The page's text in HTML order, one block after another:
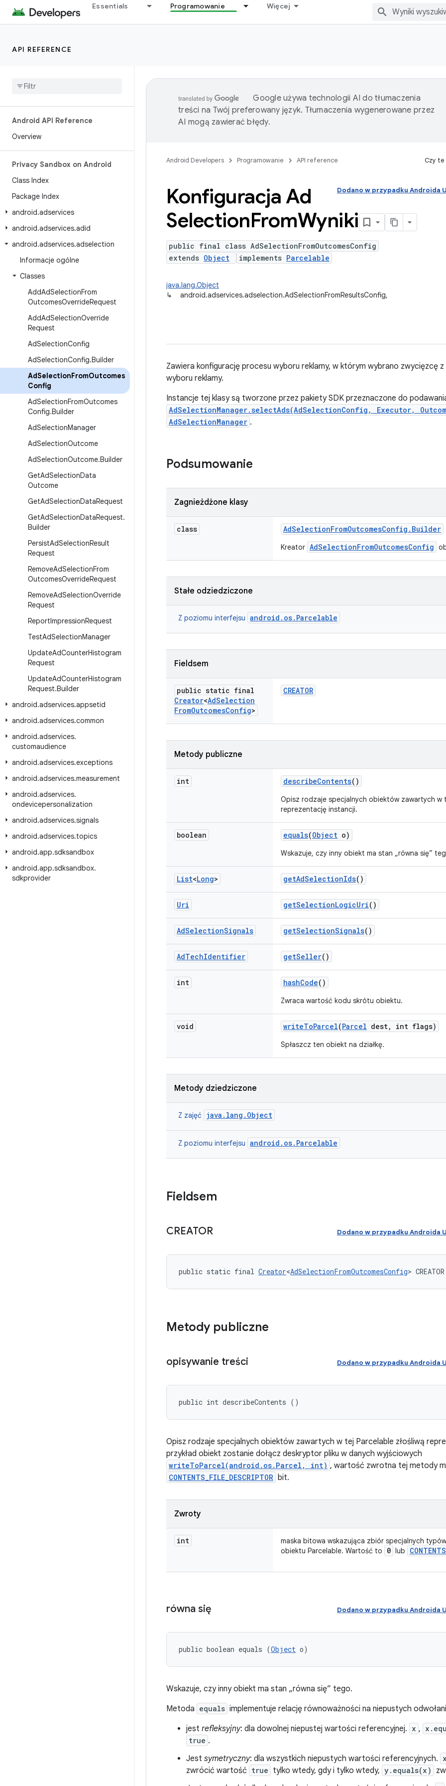
Essentials Programowanie Więcej
API REFERENCE
Android API Reference
Overview
Privacy Sandbox on Android
Class Index
Package Index
android.adservices
android.adservices.adid
android.adservices.adselection
Informacje ogólne
Classes
AddAdSelectionFrom
OutcomesOverrideRequest
AddAdSelectionOverride
Request
AdSelectionConfig
AdSelectionConfig.Builder
AdSelectionFromOutcomes
Config
AdSelectionFromOutcomes
Config.Builder
AdSelectionManager
AdSelectionOutcome
AdSelectionOutcome.Builder
GetAdSelectionData
Outcome
GetAdSelectionDataRequest
GetAdSelectionDataRequest.
Builder
PersistAdSelectionResult
Request
RemoveAdSelectionFrom
OutcomesOverrideRequest
RemoveAdSelectionOverride
Request
ReportImpressionRequest
TestAdSelectionManager
UpdateAdCounterHistogram
Request
UpdateAdCounterHistogram
Request.Builder
android.adservices.appsetid
android.adservices.common
android.adservices.
customaudience
android.adservices.exceptions
android.adservices.measurement
android.adservices.
ondevicepersonalization
android.adservices.signals
android.adservices.topics
android.app.sdksandbox
android.app.sdksandbox.
sdkprovider
Google używa technologii AI do tłumaczenia
treści na Twój preferowany język. Tłumaczenia wygenerowane przez
AI mogą zawierać błędy.
Android Developers Programowanie API reference Czy te
Dodano w przypadku Androida
Konfiguracja Ad
SelectionFromWyniki
public final class AdSelectionFromOutcomesConfig
extends Object implements Parcelable
java.lang.Object
↳
android.adservices.adselection.AdSelectionFromResultsConfig,
Zawiera konfigurację procesu wyboru reklamy, w którym wybrano zwycięzcę
wyboru reklamy.
Instancje tej klasy są tworzone przez pakiety SDK przeznaczone do
AdSelectionManager.selectAds(AdSelectionConfig, Executor,
AdSelectionManager .
Podsumowanie
Zagnieżdżone klasy
class AdSelectionFromOutcomesConfig . Builder
Kreator AdSelectionFromOutcomesConfig
Stałe odziedziczone
Z poziomu interfejsu android.os.Parcelable
Fieldsem
public static final
Creator<AdSelection
FromOutcomesConfig>
CREATOR
Metody publiczne
int describeContents()
Opisz rodzaje specjalnych obiektów zawartych w
reprezentację instancji.
boolean equals(Object o)
Wskazuje, czy inny obiekt ma stan „równa się”
List<Long> getAdSelectionIds()
Uri getSelectionLogicUri()
AdSelectionSignals getSelectionSignals()
AdTechIdentifier getSeller()
int hashCode()
Zwraca wartość kodu skrótu obiektu.
void writeToParcel(Parcel dest, int flags)
Spłaszcz ten obiekt na działkę.
Metody dziedziczone
Z zajęć java.lang.Object
Z poziomu interfejsu android.os.Parcelable
Fieldsem
CREATOR Dodano w przypadku Androida
public static final Creator<AdSelectionFromOutcomesConfig> CREATOR
Metody publiczne
opisywanie treści Dodano w przypadku Androida
public int describeContents ()
Opisz rodzaje specjalnych obiektów zawartych w tej Parcelable złośliwą
przykład obiekt zostanie dołącz deskryptor pliku w danych wyjściowych
writeToParcel(android.os.Parcel, int) , wartość zwrotna tej metody
CONTENTS_FILE_DESCRIPTOR bit.
Zwroty
int
maska bitowa wskazująca zbiór specjalnych
obiektu Parcelable. Wartość to
0 lub CONTENTS
równa się Dodano w przypadku Androida
public boolean equals (Object o)
Wskazuje, czy inny obiekt ma stan „równa się” tego.
Metoda equals implementuje relację równoważności na niepustych
jest refleksyjny: dla dowolnej niepustej wartości referencyjnej. x ,
true .
Jest symetryczny: dla wszystkich niepustych wartości referencyjnych. x
zwrócić wartość true tylko wtedy, gdy i tylko wtedy, y.equals(x)